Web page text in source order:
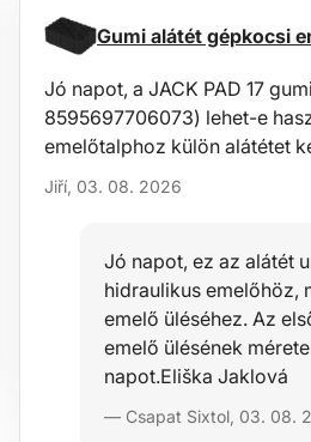
Gumi alátét gépkocsi
Jó napot, a JACK PAD 17
8595697706073) lehet-e
emelőtalphoz külön alátétet
Jiří, 03. 08. 2026
Jó napot, ez az alátét
hidraulikus emelőhöz,
emelő üléséhez. Az
emelő ülésének
napot.Eliška Jaklová
— Csapat Sixtol, 03. 08.